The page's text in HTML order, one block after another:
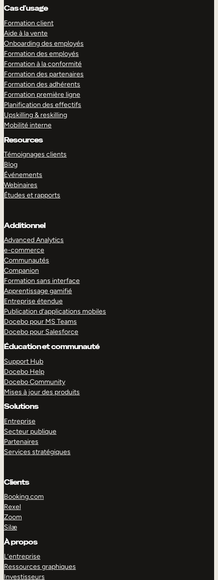
Cas d’usage
Formation client
Aide à la vente
Onboarding des employés
Formation des employés
Formation à la conformité
Formation des partenaires
Formation des adhérents
Formation première ligne
Planification des effectifs
Upskilling & reskilling
Mobilité interne
Resources
Témoignages clients
Blog
Événements
Webinaires
Études et rapports
Additionnel
Advanced Analytics
e-commerce
Communautés
Companion
Formation sans interface
Apprentissage gamifié
Entreprise étendue
Publication d’applications mobiles
Docebo pour MS Teams
Docebo pour Salesforce
Éducation et communauté
Support Hub
Docebo Help
Docebo Community
Mises à jour des produits
Solutions
Entreprise
Secteur publique
Partenaires
Services stratégiques
Clients
Booking.com
Rexel
Zoom
Silæ
À propos
L’entreprise
Ressources graphiques
Investisseurs